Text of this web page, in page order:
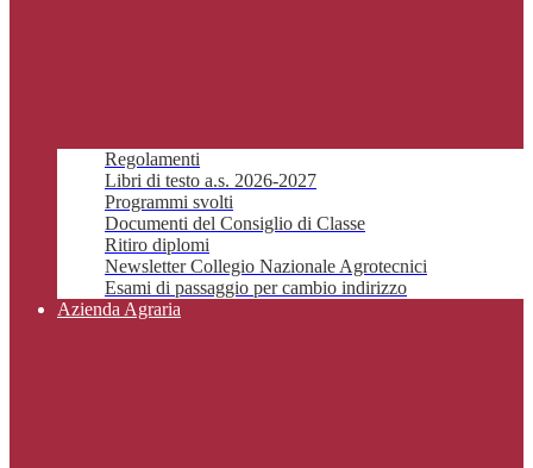
Regolamenti
Libri di testo a.s. 2026-2027
Programmi svolti
Documenti del Consiglio di Classe
Ritiro diplomi
Newsletter Collegio Nazionale Agrotecnici
Esami di passaggio per cambio indirizzo
Azienda Agraria